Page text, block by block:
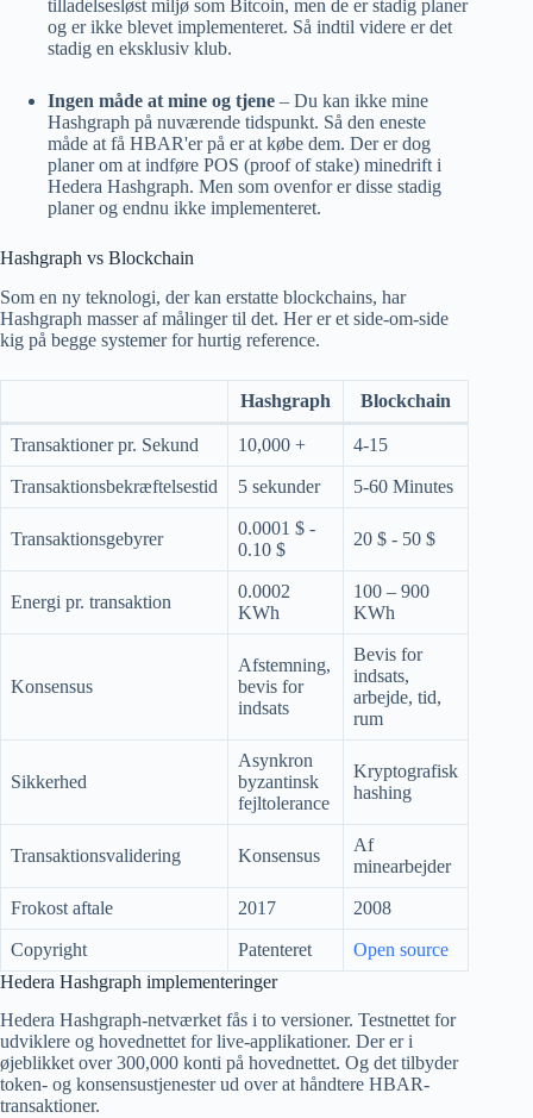
tilladelsesløst miljø som Bitcoin, men de er stadig planer
og er ikke blevet implementeret. Så indtil videre er det
stadig en eksklusiv klub.
Ingen måde at mine og tjene – Du kan ikke mine
Hashgraph på nuværende tidspunkt. Så den eneste
måde at få HBAR'er på er at købe dem. Der er dog
planer om at indføre POS (proof of stake) minedrift i
Hedera Hashgraph. Men som ovenfor er disse stadig
planer og endnu ikke implementeret.
Hashgraph vs Blockchain
Som en ny teknologi, der kan erstatte blockchains, har
Hashgraph masser af målinger til det. Her er et side-om-side
kig på begge systemer for hurtig reference.
Hashgraph Blockchain
Transaktioner pr. Sekund 10,000 + 4-15
Transaktionsbekræftelsestid 5 sekunder 5-60 Minutes
Transaktionsgebyrer
0.0001 $ -
0.10 $
20 $ - 50 $
Energi pr. transaktion
0.0002
KWh
100 – 900
KWh
Konsensus
Afstemning,
bevis for
indsats
Bevis for
indsats,
arbejde, tid,
rum
Sikkerhed
Asynkron
byzantinsk
fejltolerance
Kryptografisk
hashing
Transaktionsvalidering Konsensus
Af
minearbejder
Frokost aftale 2017 2008
Copyright Patenteret
Open source
Hedera Hashgraph implementeringer
Hedera Hashgraph-netværket fås i to versioner. Testnettet for
udviklere og hovednettet for live-applikationer. Der er i
øjeblikket over 300,000 konti på hovednettet. Og det tilbyder
token- og konsensustjenester ud over at håndtere HBAR-
transaktioner.